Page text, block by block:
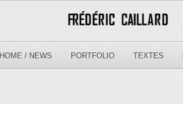
HOME / NEWS PORTFOLIO TEXTES